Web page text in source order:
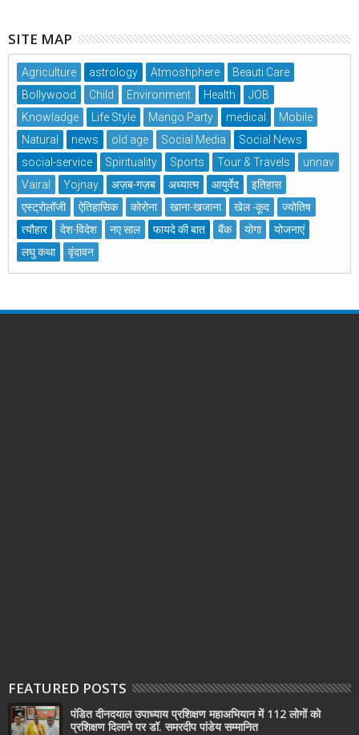
SITE MAP
Agriculture astrology Atmoshphere
Beauti Care
Bollywood
Child Environment Health
JOB
Knowladge
Life Style Mango Party medical
Mobile
Natural
news old age Social Media
Social News
social-service
Spirituality Sports Tour & Travels
unnav
Vairal
Yojnay अज़ब-गज़ब अध्यात्म आयुर्वेद
इतिहास
एस्ट्रोलॉजी
ऐतिहासिक कोरोना खाना-खजाना खेल -कूद
ज्योतिष
त्यौहार
देश-विदेश नए साल फायदे की बात बैंक योगा
योजनाएं
लघु कथा
वृंदावन
FEATURED POSTS
पंडित दीनदयाल उपाध्याय प्रशिक्षण महाअभियान में 112 लोगों को
प्रशिक्षण दिलाने पर डॉ. समरदीप पांडेय सम्मानित